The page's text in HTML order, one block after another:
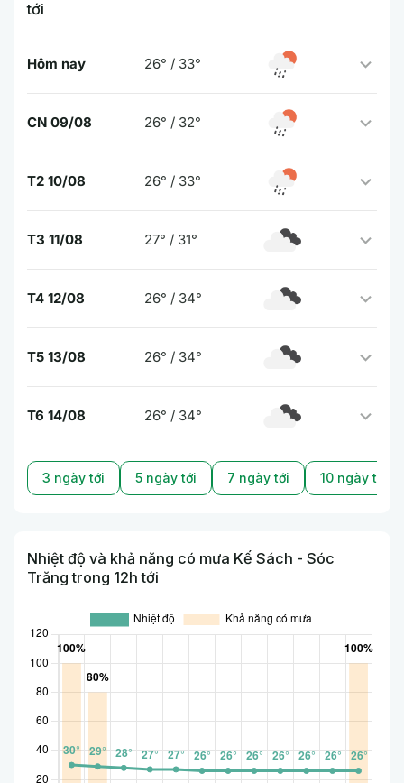
tới
Hôm nay 26° / 33°
CN 09/08 26° / 32°
T2 10/08 26° / 33°
T3 11/08 27° / 31°
T4 12/08 26° / 34°
T5 13/08 26° / 34°
T6 14/08 26° / 34°
3 ngày tới 5 ngày tới 7 ngày tới 10 ngày tới
Nhiệt độ và khả năng có mưa Kế Sách - Sóc
Trăng trong 12h tới